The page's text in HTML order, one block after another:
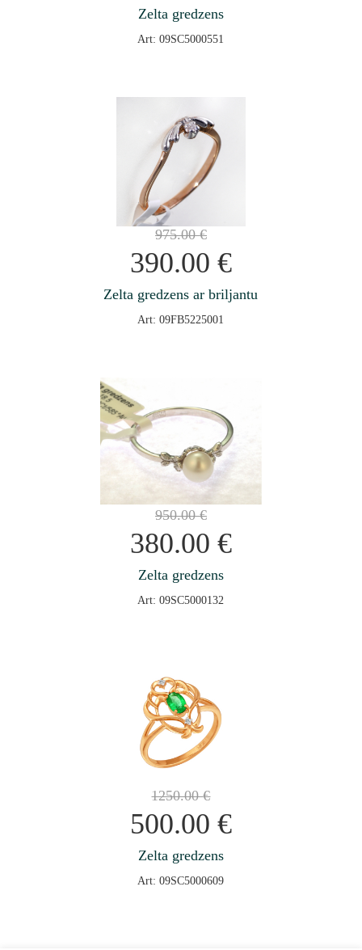
Zelta gredzens
Art: 09SC5000551
975.00€
390.00 €
Zelta gredzens ar briljantu
Art: 09FB5225001
950.00€
380.00 €
Zelta gredzens
Art: 09SC5000132
1250.00€
500.00 €
Zelta gredzens
Art: 09SC5000609